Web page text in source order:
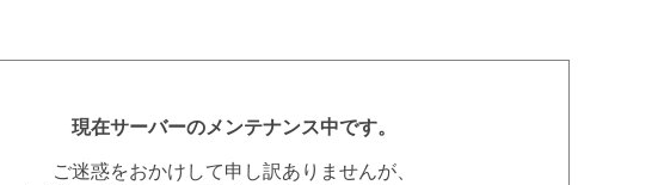
現在サーバーのメンテナンス中です。
ご迷惑をおかけして申し訳ありませんが、